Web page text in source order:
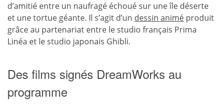
d’amitié entre un naufragé échoué sur une île déserte
et une tortue géante. Il s’agit d’un dessin animé produit
grâce au partenariat entre le studio français Prima
Linéa et le studio japonais Ghibli.
Des films signés DreamWorks au
programme